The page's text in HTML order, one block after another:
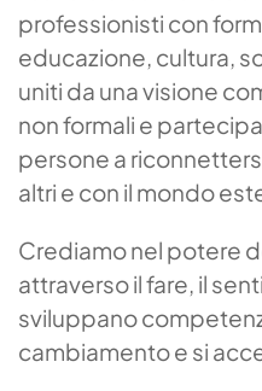
professionisti con
educazione, cultura,
uniti da una visione
non formali e
persone a
altri e con il mondo
Crediamo nel potere
attraverso il fare, il
sviluppano
cambiamento e si